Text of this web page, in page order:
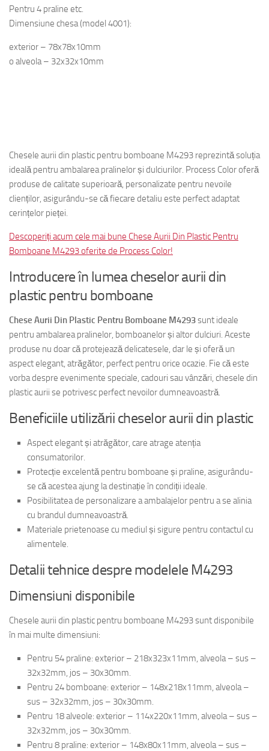
Pentru 4 praline etc.
Dimensiune chesa (model 4001):
exterior – 78x78x10mm
o alveola – 32x32x10mm
Chesele aurii din plastic pentru bomboane M4293 reprezintă soluția
ideală pentru ambalarea pralinelor și dulciurilor. Process Color oferă
produse de calitate superioară, personalizate pentru nevoile
clienților, asigurându-se că fiecare detaliu este perfect adaptat
cerințelor pieței.
Descoperiți acum cele mai bune Chese Aurii Din Plastic Pentru
Bomboane M4293 oferite de Process Color!
Introducere în lumea cheselor aurii din
plastic pentru bomboane
Chese Aurii Din Plastic Pentru Bomboane M4293sunt ideale
pentru ambalarea pralinelor, bomboanelor și altor dulciuri. Aceste
produse nu doar că protejează delicatesele, dar le și oferă un
aspect elegant, atrăgător, perfect pentru orice ocazie. Fie că este
vorba despre evenimente speciale, cadouri sau vânzări, chesele din
plastic aurii se potrivesc perfect nevoilor dumneavoastră.
Beneficiile utilizării cheselor aurii din plastic
Aspect elegant și atrăgător, care atrage atenția
consumatorilor.
Protecție excelentă pentru bomboane și praline, asigurându-
se că acestea ajung la destinație în condiții ideale.
Posibilitatea de personalizare a ambalajelor pentru a se alinia
cu brandul dumneavoastră.
Materiale prietenoase cu mediul și sigure pentru contactul cu
alimentele.
Detalii tehnice despre modelele M4293
Dimensiuni disponibile
Chesele aurii din plastic pentru bomboane M4293 sunt disponibile
în mai multe dimensiuni:
Pentru 54 praline: exterior – 218x323x11mm, alveola – sus –
32x32mm, jos – 30x30mm.
Pentru 24 bomboane: exterior – 148x218x11mm, alveola –
sus – 32x32mm, jos – 30x30mm.
Pentru 18 alveole: exterior – 114x220x11mm, alveola – sus –
32x32mm, jos – 30x30mm.
Pentru 8 praline: exterior – 148x80x11mm, alveola – sus –